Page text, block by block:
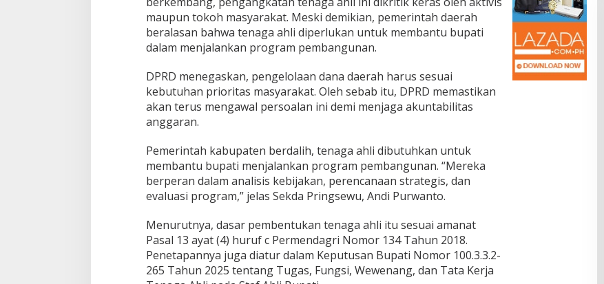
s
i
A
n
g
a
r
a
maupun tokoh masyarakat. Meski demikian, pemerintah daerah
beralasan bahwa tenaga ahli diperlukan untuk membantu bupati
dalam menjalankan program pembangunan.
DPRD menegaskan, pengelolaan dana daerah harus sesuai
kebutuhan prioritas masyarakat. Oleh sebab itu, DPRD memastikan
akan terus mengawal persoalan ini demi menjaga akuntabilitas
anggaran.
Pemerintah kabupaten berdalih, tenaga ahli dibutuhkan untuk
membantu bupati menjalankan program pembangunan. “Mereka
berperan dalam analisis kebijakan, perencanaan strategis, dan
evaluasi program,” jelas Sekda Pringsewu, Andi Purwanto.
Menurutnya, dasar pembentukan tenaga ahli itu sesuai amanat
Pasal 13 ayat (4) huruf c Permendagri Nomor 134 Tahun 2018.
Penetapannya juga diatur dalam Keputusan Bupati Nomor 100.3.3.2-
265 Tahun 2025 tentang Tugas, Fungsi, Wewenang, dan Tata Kerja